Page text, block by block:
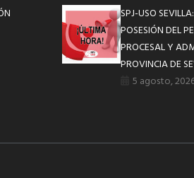
SPJ-USO
POSESIÓN DEL
PROCESAL Y
PROVINCIA DE
5 agosto,